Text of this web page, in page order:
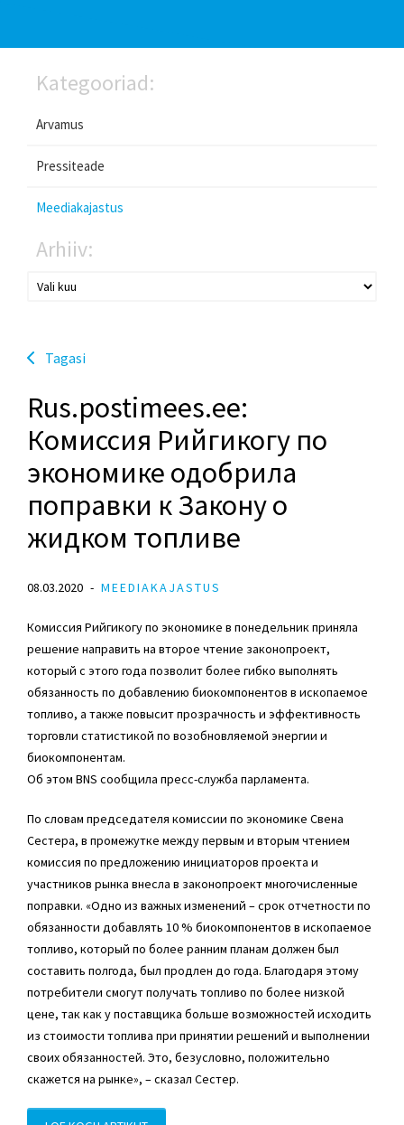
Kategooriad:
Arvamus
Pressiteade
Meediakajastus
Arhiiv:
Tagasi
Rus.postimees.ee:
Комиссия Рийгикогу по
экономике одобрила
поправки к Закону о
жидком топливе
08.03.2020 MEEDIAKAJASTUS
Комиссия Рийгикогу по экономике в понедельник приняла
решение направить на второе чтение законопроект,
который с этого года позволит более гибко выполнять
обязанность по добавлению биокомпонентов в ископаемое
топливо, а также повысит прозрачность и эффективность
торговли статистикой по возобновляемой энергии и
биокомпонентам.
Об этом BNS сообщила пресс-служба парламента.
По словам председателя комиссии по экономике Свена
Сестера, в промежутке между первым и вторым чтением
комиссия по предложению инициаторов проекта и
участников рынка внесла в законопроект многочисленные
поправки. «Одно из важных изменений – срок отчетности по
обязанности добавлять 10 % биокомпонентов в ископаемое
топливо, который по более ранним планам должен был
составить полгода, был продлен до года. Благодаря этому
потребители смогут получать топливо по более низкой
цене, так как у поставщика больше возможностей исходить
из стоимости топлива при принятии решений и выполнении
своих обязанностей. Это, безусловно, положительно
скажется на рынке», – сказал Сестер.